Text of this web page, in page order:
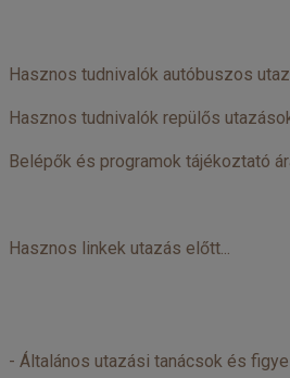
Hasznos tudnivalók autóbuszos
Hasznos tudnivalók repülős
Belépők és programok tájékoztató
Hasznos linkek utazás előtt...
- Általános utazási tanácsok és